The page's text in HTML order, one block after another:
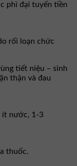
phì đại tuyến tiền
rối loạn chức
tiết niệu – sinh
thận và đau
ít nước, 1-3
thuốc.